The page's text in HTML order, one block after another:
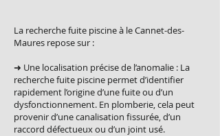
La recherche fuite piscine à le Cannet-des-
Maures repose sur :
➜ Une localisation précise de l’anomalie : La
recherche fuite piscine permet d’identifier
rapidement l’origine d’une fuite ou d’un
dysfonctionnement. En plomberie, cela peut
provenir d’une canalisation fissurée, d’un
raccord défectueux ou d’un joint usé.